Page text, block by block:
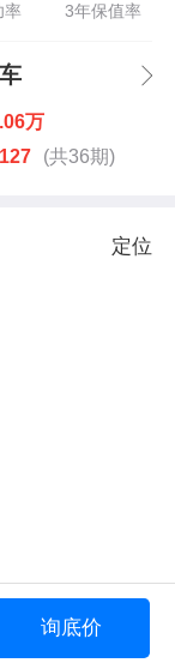
率 3年保值率
万
(共36期)
定位
询底价